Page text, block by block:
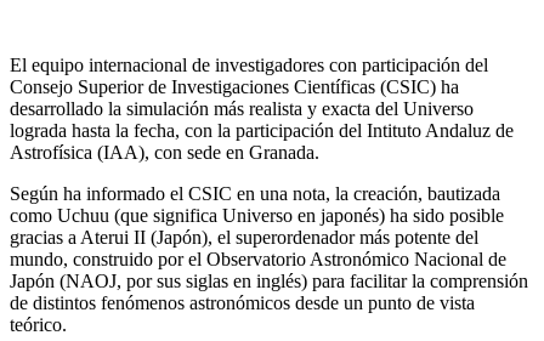
El equipo internacional de investigadores con participación del
Consejo Superior de Investigaciones Científicas (CSIC) ha
desarrollado la simulación más realista y exacta del Universo
lograda hasta la fecha, con la participación del Intituto Andaluz de
Astrofísica (IAA), con sede en Granada.
Según ha informado el CSIC en una nota, la creación, bautizada
como Uchuu (que significa Universo en japonés) ha sido posible
gracias a Aterui II (Japón), el superordenador más potente del
mundo, construido por el Observatorio Astronómico Nacional de
Japón (NAOJ, por sus siglas en inglés) para facilitar la comprensión
de distintos fenómenos astronómicos desde un punto de vista
teórico.